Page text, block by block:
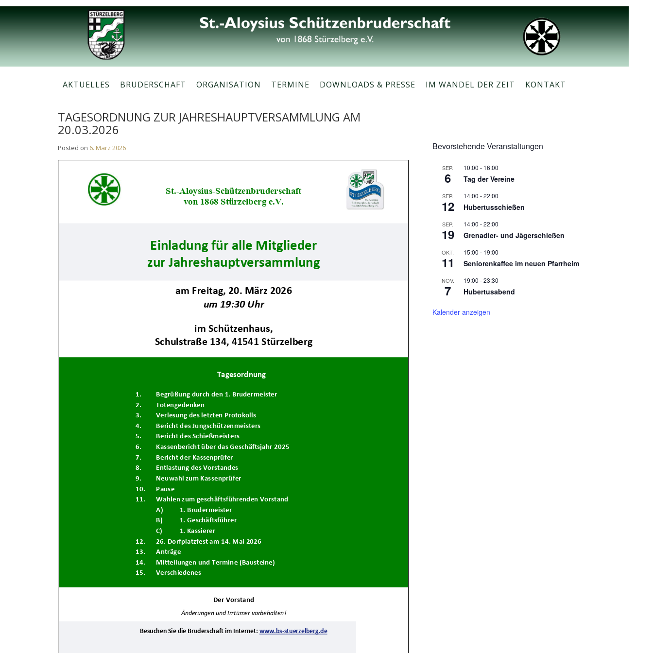
AKTUELLES BRUDERSCHAFT ORGANISATION TERMINE DOWNLOADS & PRESSE IM WANDEL DER ZEIT KONTAKT
TAGESORDNUNG ZUR JAHRESHAUPTVERSAMMLUNG AM
20.03.2026
Posted on 6. März 2026 Bevorstehende Veranstaltungen
SEP.
6
10:00 - 16:00
Tag der Vereine
SEP.
12
14:00 -22:00
Hubertusschießen
SEP.
19
14:00 -22:00
Grenadier- und Jägerschießen
OKT.
11
15:00 - 19:00
Seniorenkaffee im neuen Pfarrheim
NOV.
7
19:00 -23:30
Hubertusabend
Kalender anzeigen